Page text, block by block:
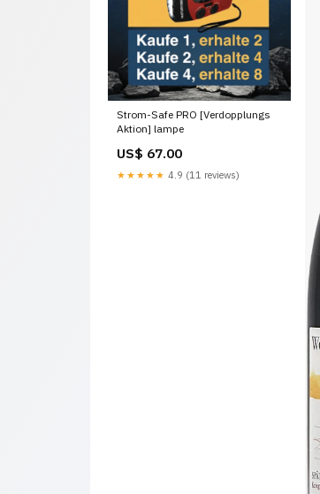
Strom-Safe PRO [Verdopplungs
Aktion] lampe
US$ 67.00
★★★★★ 4.9 (11 reviews)